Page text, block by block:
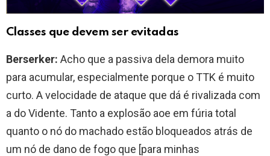
Classes que devem ser evitadas
Berserker: Acho que a passiva dela demora muito
para acumular, especialmente porque o TTK é muito
curto. A velocidade de ataque que dá é rivalizada com
a do Vidente. Tanto a explosão aoe em fúria total
quanto o nó do machado estão bloqueados atrás de
um nó de dano de fogo que [para minhas